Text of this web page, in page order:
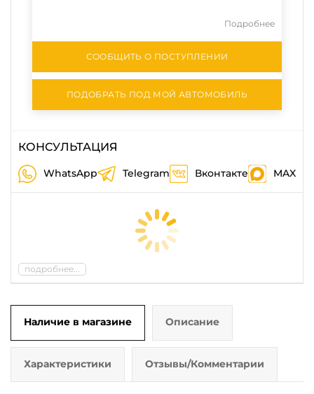
Подробнее
СООБЩИТЬ О ПОСТУПЛЕНИИ
ПОДОБРАТЬ ПОД МОЙ АВТОМОБИЛЬ
КОНСУЛЬТАЦИЯ
WhatsApp Telegram Вконтакте MAX
подробнее...
Наличие в магазине Описание
Характеристики Отзывы/Комментарии